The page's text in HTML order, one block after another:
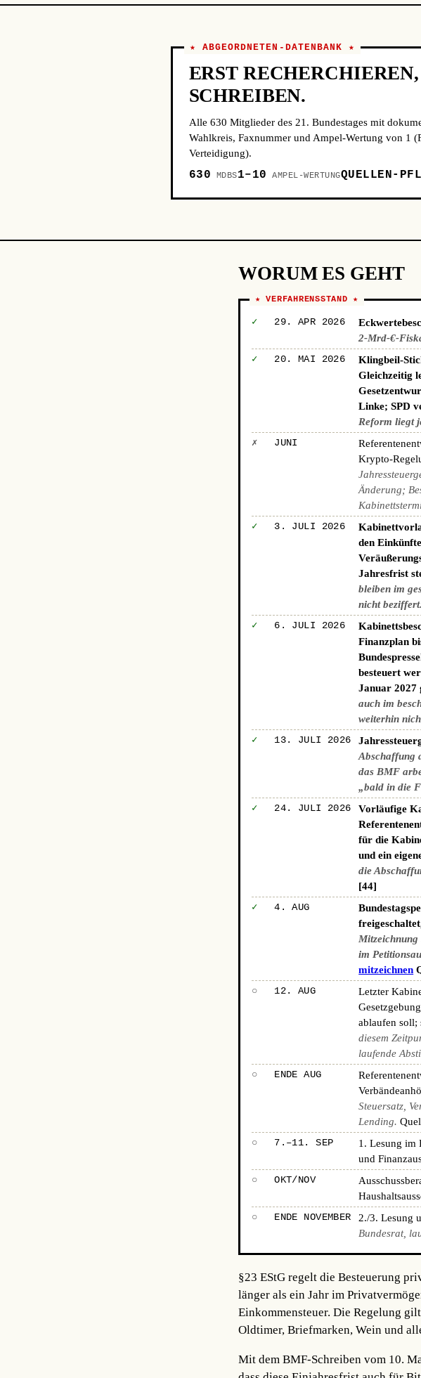
★ ABGEORDNETEN-DATENBANK ★
ERST
SCHREIBEN.
Alle 630 Mitglieder des 21. Bundestages mit
Wahlkreis, Faxnummer und Ampel-Wertung von 1
Verteidigung).
630 MDBS1–10 AMPEL-WERTUNGQUELLEN-
WORUM ES GEHT
★ VERFAHRENSSTAND ★
✓ 29. APR 2026
2-Mrd-€-
✓ 20. MAI 2026
Klingbeil-
Gleichzeitig
Linke; SPD
Reform liegt
✗ JUNI
Krypto-
Änderung;
✓ 3. JULI 2026
den
Jahresfrist
bleiben im
nicht beziffert.
✓ 6. JULI 2026
Finanzplan
besteuert
Januar 2027
auch im
weiterhin
✓ 13. JULI 2026
Abschaffung
das BMF
„bald in die
✓ 24. JULI 2026
Vorläufige
für die
und ein
die
[44]
✓ 4. AUG
im
mitzeichnen
○ 12. AUG
Letzter
ablaufen soll;
diesem
laufende
○ ENDE AUG
Steuersatz,
Lending.
○ 7.–11. SEP
1. Lesung im
und
○ OKT/NOV
○ ENDE NOVEMBER 2./3. Lesung
Bundesrat,
§23 EStG regelt die Besteuerung
länger als ein Jahr im
Einkommensteuer. Die Regelung
Oldtimer, Briefmarken, Wein und
Mit dem BMF-Schreiben vom 10.